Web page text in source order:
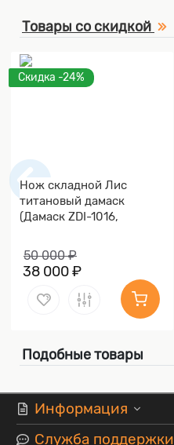
Товары со скидкой
Скидка -24%
Нож складной Лис
титановый дамаск
(Дамаск ZDI-1016,
50 000 ₽
38 000 ₽
Подобные товары
Информация
Служба поддержки